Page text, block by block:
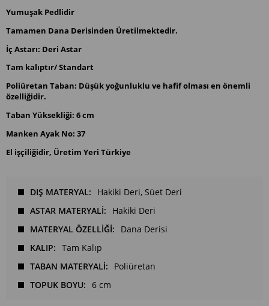
Yumuşak Pedlidir
Tamamen Dana Derisinden Üretilmektedir.
İç Astarı: Deri Astar
Tam kalıptır/ Standart
Poliüretan Taban: Düşük yoğunluklu ve hafif olması en önemli
özelliğidir.
Taban Yüksekliği: 6 cm
Manken Ayak No: 37
El işçiliğidir, Üretim Yeri Türkiye
DIŞ MATERYAL Hakiki Deri Süet Deri
ASTAR MATERYALİ
Hakiki Deri
MATERYAL ÖZELLİĞİ
Dana Derisi
KALIP
Tam Kalıp
TABAN MATERYALİ
Poliüretan
TOPUK BOYU
6 cm